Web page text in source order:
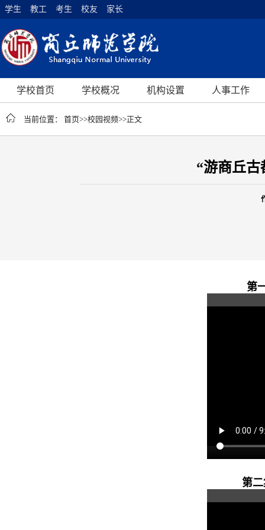
学生 教工 考生 校友 家长
学校首页 学校概况 机构设置 人事工作
当前位置： 首页>>校园视频>>正文
“游商丘
第
第